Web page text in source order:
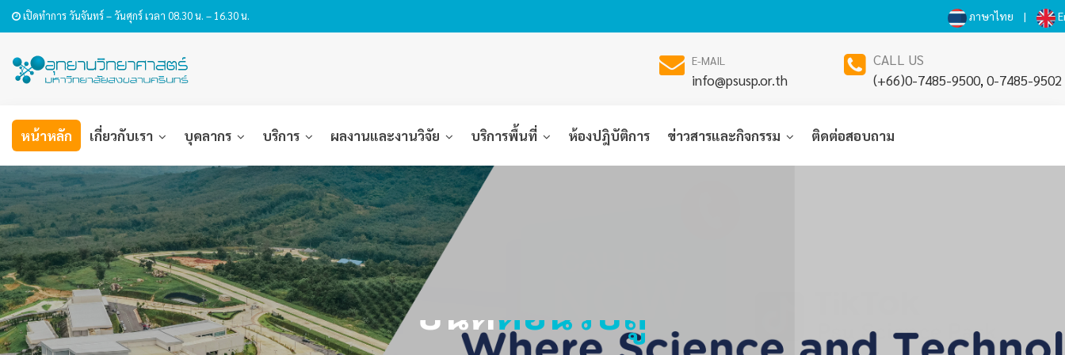
เปิดทำการ วันจันทร์ – วันศุกร์ เวลา 08.30 น. – 16.30 น. ภาษาไทย |
E-MAIL
info@psusp.or.th
CALL US
(+66)0-7485-9500, 0-7485-9502
หน้าหลัก เกี่ยวกับเรา บุคลากร บริการ ผลงานและงานวิจัย บริการพื้นที่ ห้องปฎิบัติการ ข่าวสารและกิจกรรม ติดต่อสอบถาม